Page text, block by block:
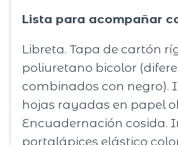
Lista para acompañar
Libreta. Tapa de cartón
poliuretano bicolor
combinados con negro).
hojas rayadas en papel
Encuadernación cosida.
portalápices elástico